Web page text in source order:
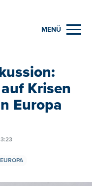
MENÜ
Krisen
Europa
EUROPA